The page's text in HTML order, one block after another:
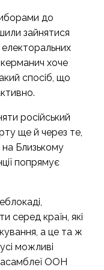
до
зайнятися
хоче
спосіб, що
російський
ще й через те,
Близькому
попрямує
серед країн, які
а це та ж
можливі
ООН